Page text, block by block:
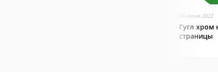
04 июня 2022
Гугл хром
страницы